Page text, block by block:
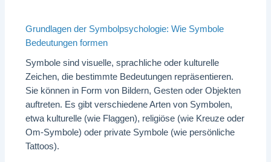
Grundlagen der Symbolpsychologie: Wie Symbole
Bedeutungen formen
Symbole sind visuelle, sprachliche oder kulturelle
Zeichen, die bestimmte Bedeutungen repräsentieren.
Sie können in Form von Bildern, Gesten oder Objekten
auftreten. Es gibt verschiedene Arten von Symbolen,
etwa kulturelle (wie Flaggen), religiöse (wie Kreuze oder
Om-Symbole) oder private Symbole (wie persönliche
Tattoos).